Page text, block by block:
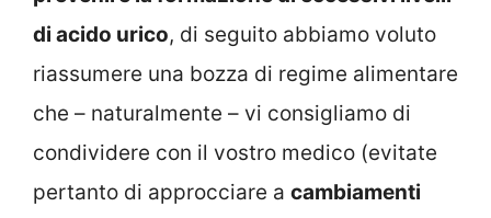
di acido urico, di seguito abbiamo voluto
riassumere una bozza di regime alimentare
che – naturalmente – vi consigliamo di
condividere con il vostro medico (evitate
pertanto di approcciare a cambiamenti